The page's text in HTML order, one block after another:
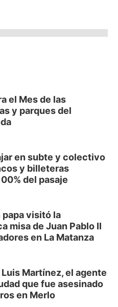
el Mes de las
y parques del
en subte y colectivo
y billeteras
del pasaje
papa visitó la
misa de Juan Pablo II
en La Matanza
Martínez, el agente
que fue asesinado
en Merlo